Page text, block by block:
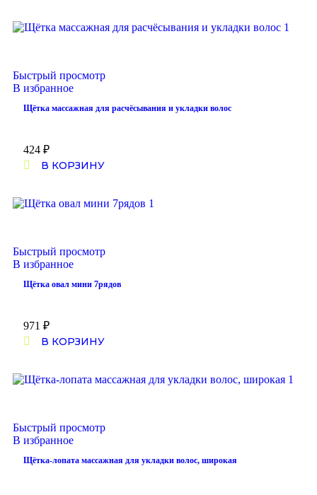
Быстрый просмотр
В избранное
Щётка массажная для расчёсывания и укладки волос
424 ₽
В КОРЗИНУ
Быстрый просмотр
В избранное
Щётка овал мини 7рядов
971 ₽
В КОРЗИНУ
Быстрый просмотр
В избранное
Щётка-лопата массажная для укладки волос, широкая